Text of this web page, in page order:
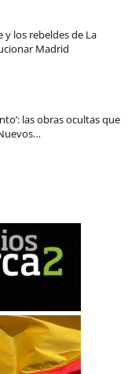
y los rebeldes de La
Madrid
las obras ocultas que